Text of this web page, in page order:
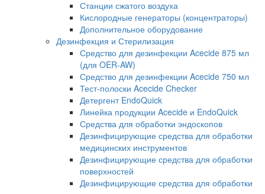
Станции сжатого воздуха
Кислородные генераторы (концентраторы)
Дополнительное оборудование
Дезинфекция и Стерилизация
Средство для дезинфекции Acecide 875 мл
(для OER-AW)
Средство для дезинфекции Acecide 750 мл
Тест-полоски Acecide Checker
Детергент EndoQuick
Линейка продукции Acecide и EndoQuick
Средства для обработки эндоскопов
Дезинфицирующие средства для обработки
медицинских инструментов
Дезинфицирующие средства для обработки
поверхностей
Дезинфицирующие средства для обработки